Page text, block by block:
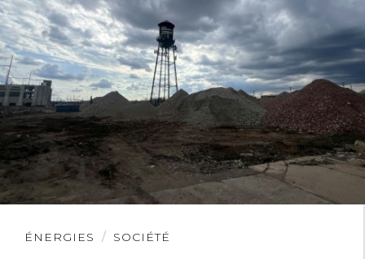
ÉNERGIES SOCIÉTÉ
Lire